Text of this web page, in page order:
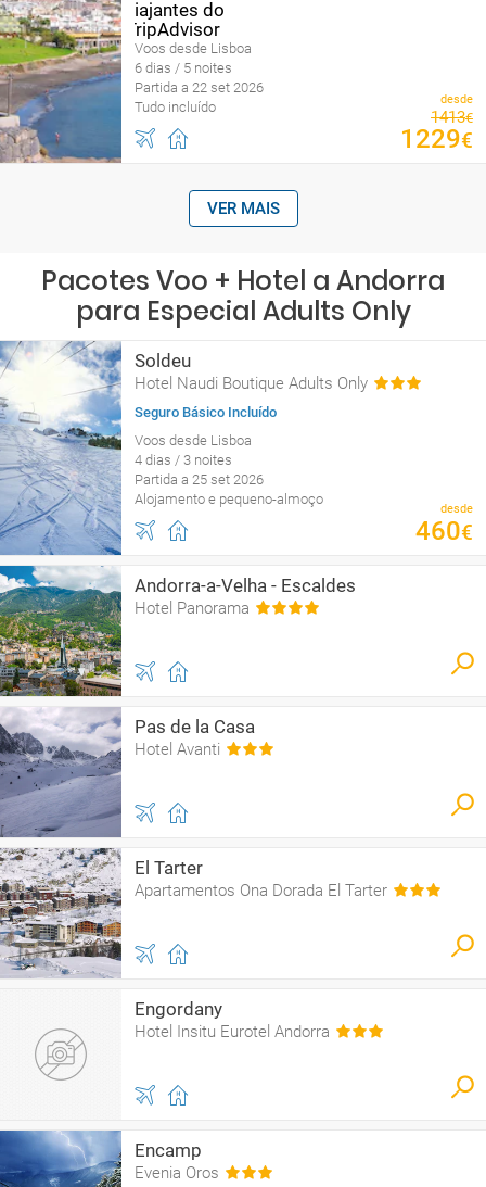
Voos desde Lisboa
6 dias / 5 noites
Partida a 22 set 2026
Tudo incluído
desde
1413€
1229€
VER MAIS
Pacotes Voo + Hotel a Andorra
para Especial Adults Only
Soldeu
Hotel Naudi Boutique Adults Only
Seguro Básico Incluído
Voos desde Lisboa
4 dias / 3 noites
Partida a 25 set 2026
Alojamento e pequeno-almoço
desde
460€
Andorra-a-Velha - Escaldes
Hotel Panorama
Pas de la Casa
Hotel Avanti
El Tarter
Apartamentos Ona Dorada El Tarter
Engordany
Hotel Insitu Eurotel Andorra
Encamp
Evenia Oros